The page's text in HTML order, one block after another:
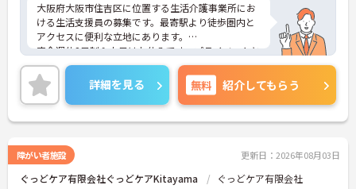
大阪府大阪市住吉区に位置する生活介護事業所にお
ける生活支援員の募集です。最寄駅より徒歩圏内と
アクセスに便利な立地にあります。
完全週休2日制＆土日はお休みです。プライベートと
のメリハリのある働き方が可能です。ご利用者に寄
り添って、その方に合わせたサービスの提供を行っ
ていただける方を募集しています。
ご興味のある方には、面接対策ポイントなど、さら
に詳細をご案内しますのでお気軽にご相談くださ
詳細を見る 無料 紹介してもらう
障がい者施設 更新日：2026年08月03日
ぐっどケア有限会社ぐっどケアKitayama ぐっどケア有限会社